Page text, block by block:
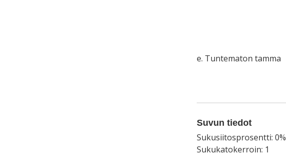
e. Tuntematon tamma
Suvun tiedot
Sukusiitosprosentti: 0%
Sukukatokerroin: 1